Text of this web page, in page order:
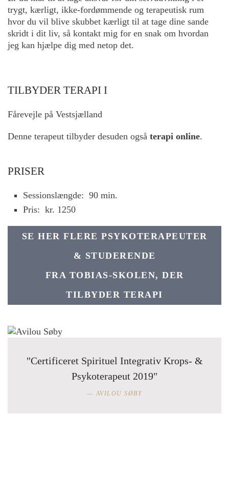
trygt, kærligt, ikke-fordømmende og terapeutisk rum
hvor du vil blive skubbet kærligt til at tage dine sande
skridt i dit liv, så kontakt mig for en snak om hvordan
jeg kan hjælpe dig med netop det.
TILBYDER TERAPI I
Fårevejle på Vestsjælland
Denne terapeut tilbyder desuden også terapi online.
PRISER
Sessionslængde: 90 min.
Pris: kr. 1250
SE HER FLERE PSYKOTERAPEUTER
& STUDERENDE
FRA TOBIAS-SKOLEN, DER
TILBYDER TERAPI
"Certificeret Spirituel Integrativ Krops- &
Psykoterapeut 2019"
AVILOU SØBY